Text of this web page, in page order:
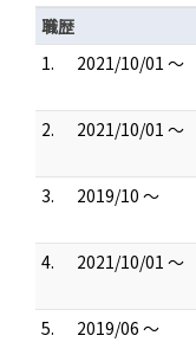
職歴
1.
2021/10/01 ～
2.
2021/10/01 ～
3.
2019/10 ～
4.
2021/10/01 ～
5.
2019/06 ～